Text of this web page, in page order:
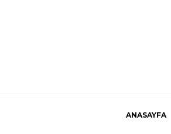
ANASAYFA